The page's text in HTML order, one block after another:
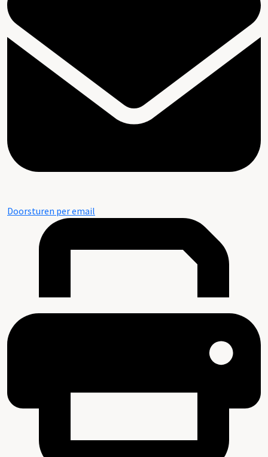
Doorsturen per email